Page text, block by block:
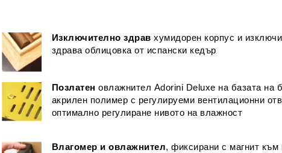
Изключително здрав хумидорен корпус и
здрава облицовка от испански кедър
Позлатен овлажнител Adorini Deluxe на базата на
акрилен полимер с регулируеми вентилационни
оптимално регулиране нивото на влажност
Влагомер и овлажнител, фиксирани с магнит към